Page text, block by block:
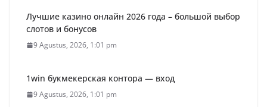
Лучшие казино онлайн 2026 года – большой выбор
слотов и бонусов
9 Agustus, 2026, 1:01 pm
1win букмекерская контора — вход
9 Agustus, 2026, 1:01 pm